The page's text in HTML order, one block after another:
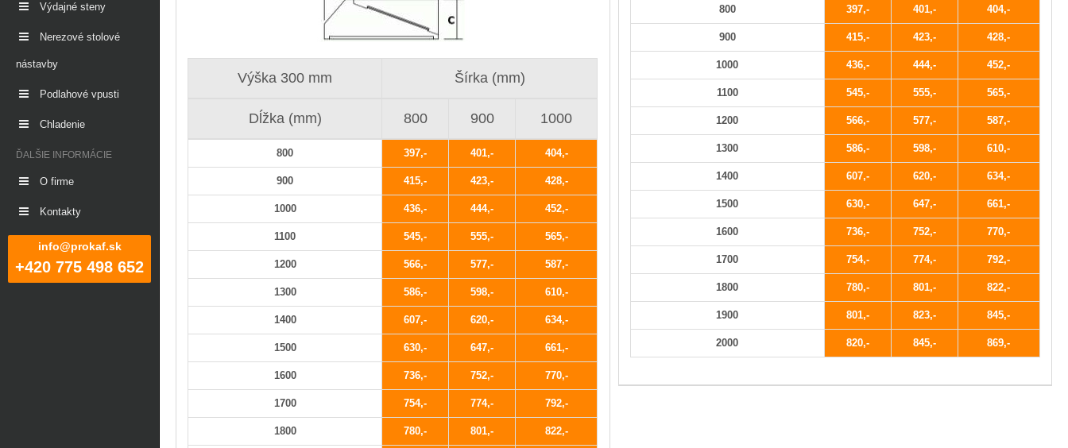
Výdajné steny
Nerezové stolové
nástavby
Podlahové vpusti
Chladenie
ĎALŠIE INFORMÁCIE
O firme
Kontakty
info@prokaf.sk
+420 775 498 652
Výška 300 mm Šírka (mm)
Dĺžka (mm) 800 900 1000
800 397 401 404
900 415 423 428
1000 436 444 452
1100 545 555 565
1200 566 577 587
1300 586 598 610
1400 607 620 634
1500 630 647 661
1600 736 752 770
1700 754 774 792
1800 780 801 822
800 397 401 404
900 415 423 428
1000 436 444 452
1100 545 555 565
1200 566 577 587
1300 586 598 610
1400 607 620 634
1500 630 647 661
1600 736 752 770
1700 754 774 792
1800 780 801 822
1900 801 823 845
2000 820 845 869